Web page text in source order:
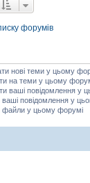
форумів
нові теми у цьому
на теми у цьому
ваші повідомлення у
ваші повідомлення у
файли у цьому форумі